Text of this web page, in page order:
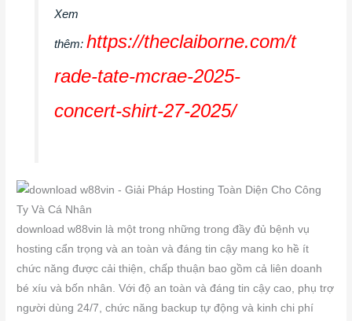
Xem
thêm: https://theclaiborne.com/t
rade-tate-mcrae-2025-
concert-shirt-27-2025/
download w88vin là một trong những trong đầy đủ bệnh vụ
hosting cẩn trọng và an toàn và đáng tin cậy mang ko hề ít
chức năng được cải thiện, chấp thuận bao gồm cả liên doanh
bé xíu và bốn nhân. Với độ an toàn và đáng tin cậy cao, phụ trợ
người dùng 24/7, chức năng backup tự động và kinh chi phí